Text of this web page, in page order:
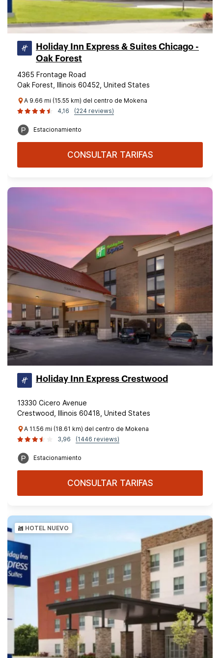
Holiday Inn Express & Suites Chicago -
Oak Forest
4365 Frontage Road
Oak Forest, Illinois 60452, United States
A 9.66 mi (15.55 km) del centro de Mokena
4,16
(224 reviews)
Estacionamiento
CONSULTAR TARIFAS
Holiday Inn Express Crestwood
13330 Cicero Avenue
Crestwood, Illinois 60418, United States
A 11.56 mi (18.61 km) del centro de Mokena
3,96
(1446 reviews)
Estacionamiento
CONSULTAR TARIFAS
HOTEL NUEVO